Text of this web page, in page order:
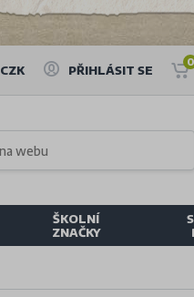
CZK PŘIHLÁSIT SE
0
ŠKOLNÍ
ZNAČKY